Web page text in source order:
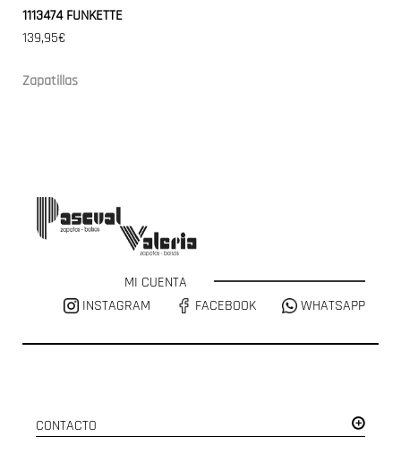
1113474 FUNKETTE
139,95€
Zapatillas
MI CUENTA
INSTAGRAM
FACEBOOK WHATSAPP
CONTACTO